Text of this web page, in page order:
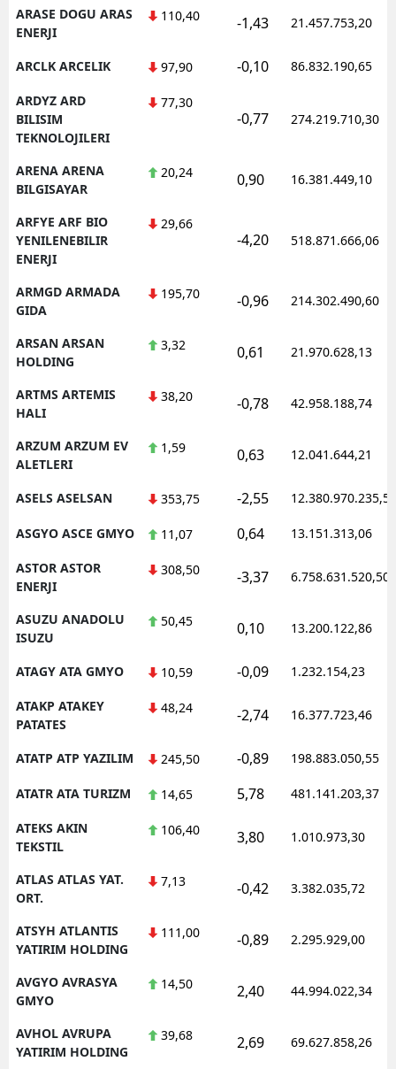
ARASE DOGU ARAS
ENERJI
110,40 -1,43 21.457.753,20
ARCLK ARCELIK 97,90 -0,10 86.832.190,65
ARDYZ ARD
BILISIM
TEKNOLOJILERI
77,30
-0,77 274.219.710,30
ARENA ARENA
BILGISAYAR
20,24 0,90 16.381.449,10
ARFYE ARF BIO
YENILENEBILIR
ENERJI
29,66
-4,20 518.871.666,06
ARMGD ARMADA
GIDA
195,70 -0,96 214.302.490,60
ARSAN ARSAN
HOLDING
3,32 0,61 21.970.628,13
ARTMS ARTEMIS
HALI
38,20 -0,78 42.958.188,74
ARZUM ARZUM EV
ALETLERI
1,59 0,63 12.041.644,21
ASELS ASELSAN 353,75 -2,55 12.380.970.235,50
ASGYO ASCE GMYO 11,07 0,64 13.151.313,06
ASTOR ASTOR
ENERJI
308,50 -3,37 6.758.631.520,50
ASUZU ANADOLU
ISUZU
50,45 0,10 13.200.122,86
ATAGY ATA GMYO 10,59 -0,09 1.232.154,23
ATAKP ATAKEY
PATATES
48,24 -2,74 16.377.723,46
ATATP ATP YAZILIM 245,50 -0,89 198.883.050,55
ATATR ATA TURIZM 14,65 5,78 481.141.203,37
ATEKS AKIN
TEKSTIL
106,40 3,80 1.010.973,30
ATLAS ATLAS YAT.
ORT.
7,13 -0,42 3.382.035,72
ATSYH ATLANTIS
YATIRIM HOLDING
111,00 -0,89 2.295.929,00
AVGYO AVRASYA
GMYO
14,50 2,40 44.994.022,34
AVHOL AVRUPA
YATIRIM HOLDING
39,68 2,69 69.627.858,26